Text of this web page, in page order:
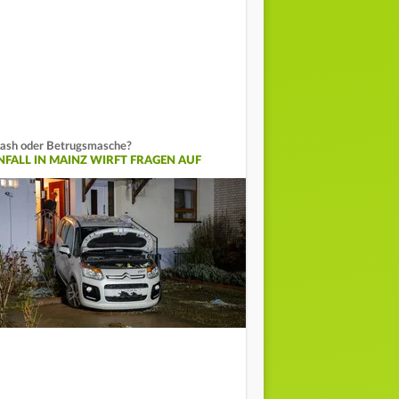
oder Betrugsmasche?
IN MAINZ WIRFT FRAGEN AUF